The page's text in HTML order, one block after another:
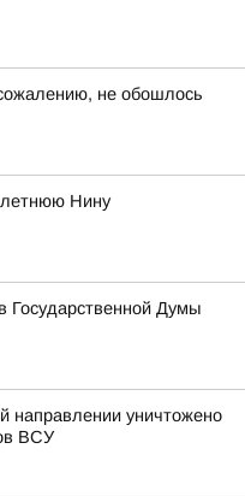
не обошлось
летнюю Нину
Государственной Думы
направлении уничтожено
ВСУ